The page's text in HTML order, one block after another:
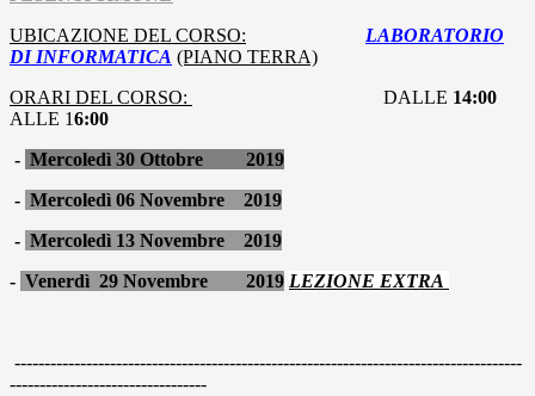
UBICAZIONE DEL CORSO:
LABORATORIO
DI INFORMATICA (PIANO TERRA)
ORARI DEL CORSO:
DALLE 14:00
ALLE 16:00
- Mercoledì 30 Ottobre 2019
- Mercoledì 06 Novembre 2019
- Mercoledì 13 Novembre 2019
- Venerdì 29 Novembre 2019 LEZIONE EXTRA
-------------------------------------------------------------------------------------
---------------------------------